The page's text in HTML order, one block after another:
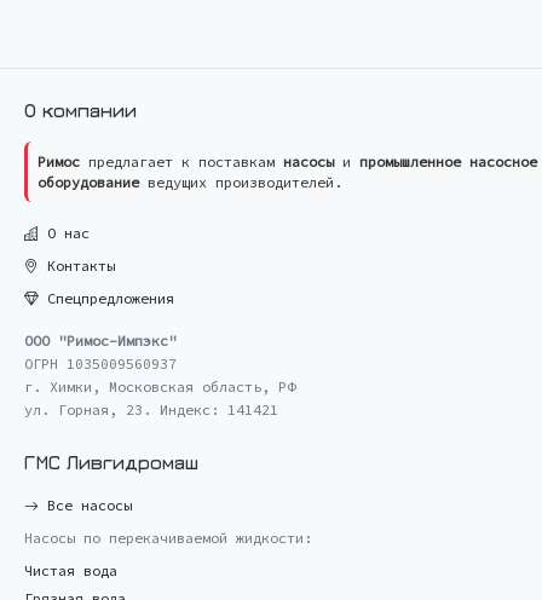
О компании
Римос предлагает к поставкам насосыи промышленное насосное
оборудованиеведущих производителей.
О нас
Контакты
Спецпредложения
ООО "Римос-Импэкс"
ОГРН 1035009560937
г. Химки, Московская область, РФ
ул. Горная, 23. Индекс: 141421
ГМС Ливгидромаш
Все насосы
Насосы по перекачиваемой жидкости:
Чистая вода